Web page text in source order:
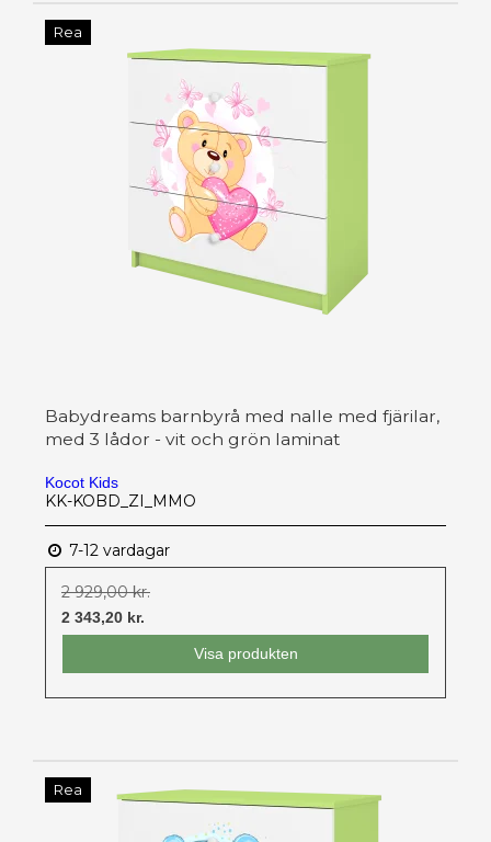
Rea
Babydreams barnbyrå med nalle med fjärilar,
med 3 lådor - vit och grön laminat
Kocot Kids
KK-KOBD_ZI_MMO
7-12 vardagar
2 929,00 kr.
2 343,20 kr.
Visa produkten
Rea